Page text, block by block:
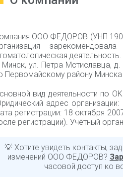
ООО ФЕДОРОВ (УНП
Минск, ул. Петра Мстиславца,
Первомайскому району Минска
вид деятельности по
адрес
регистрации: 18 октября
регистрации). Учётный
💡 Хотите увидеть контакты,
изменений ООО ФЕДОРОВ?
часовой доступ ко